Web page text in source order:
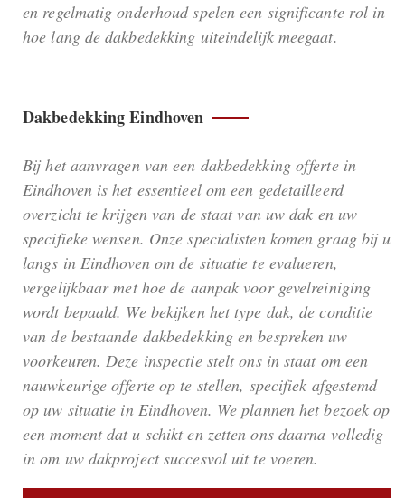
en regelmatig onderhoud spelen een significante rol in
hoe lang de dakbedekking uiteindelijk meegaat.
Dakbedekking Eindhoven
Bij het aanvragen van een dakbedekking offerte in
Eindhoven is het essentieel om een gedetailleerd
overzicht te krijgen van de staat van uw dak en uw
specifieke wensen. Onze specialisten komen graag bij u
langs in Eindhoven om de situatie te evalueren,
vergelijkbaar met hoe de aanpak voor gevelreiniging
wordt bepaald. We bekijken het type dak, de conditie
van de bestaande dakbedekking en bespreken uw
voorkeuren. Deze inspectie stelt ons in staat om een
nauwkeurige offerte op te stellen, specifiek afgestemd
op uw situatie in Eindhoven. We plannen het bezoek op
een moment dat u schikt en zetten ons daarna volledig
in om uw dakproject succesvol uit te voeren.